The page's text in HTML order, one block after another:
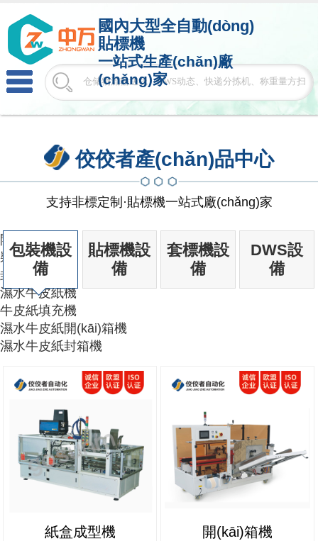
國內大型全自動(dòng)
貼標機
一站式生產(chǎn)廠
(chǎng)家
佼佼者產(chǎn)品中心
支持非標定制·貼標機一站式廠(chǎng)家
包裝機設
備
開(kāi)箱機
裝箱機
封箱機
濕水牛皮紙機
牛皮紙填充機
濕水牛皮紙開(kāi)箱機
濕水牛皮紙封箱機
貼標機設
備
套標機設
備
DWS設
備
紙盒成型機 開(kāi)箱機